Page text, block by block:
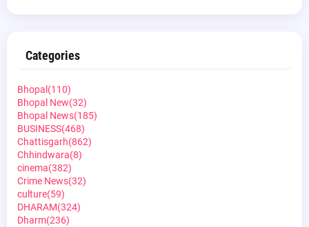
Categories
Bhopal (110)
Bhopal New(32)
Bhopal News(185)
BUSINESS(468)
Chattisgarh(862)
Chhindwara(8)
cinema(382)
Crime News(32)
culture(59)
DHARAM(324)
Dharm(236)